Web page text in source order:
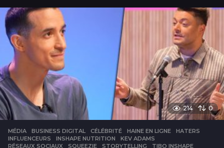
214 0
MÉDIA BUSINESS DIGITAL ,CÉLÉBRITÉ ,HAINE EN LIGNE ,HATERS
INFLUENCEURS
,INSHAPE NUTRITION ,KEV ADAMS
RÉSEAUX SOCIAUX
,SQUEEZIE ,STORYTELLING ,TIBO INSHAPE